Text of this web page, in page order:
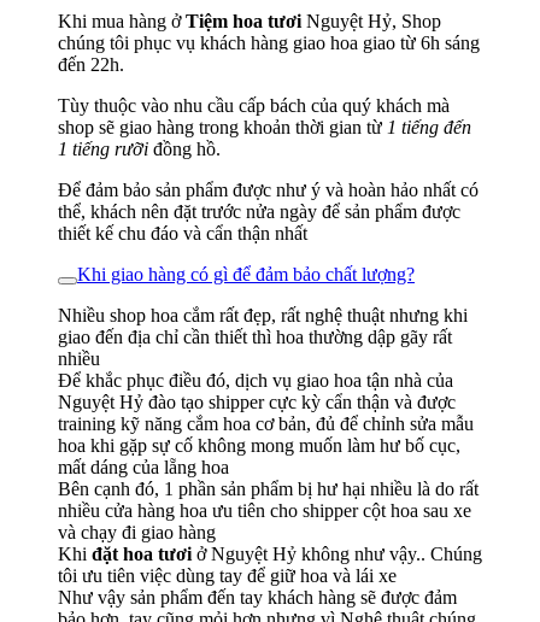
Khi mua hàng ởTiệm hoa tươi Nguyệt Hỷ, Shop
chúng tôi phục vụ khách hàng giao hoa giao từ 6h sáng
đến 22h.
Tùy thuộc vào nhu cầu cấp bách của quý khách mà
shop sẽ giao hàng trong khoản thời gian từ 1 tiếng đến
1 tiếng rưỡi đồng hồ.
Để đảm bảo sản phẩm được như ý và hoàn hảo nhất có
thể, khách nên đặt trước nửa ngày để sản phẩm được
thiết kế chu đáo và cẩn thận nhất
Khi giao hàng có gì để đảm bảo chất lượng?
Nhiều shop hoa cắm rất đẹp, rất nghệ thuật nhưng khi
giao đến địa chỉ cần thiết thì hoa thường dập gãy rất
nhiều
Để khắc phục điều đó, dịch vụ giao hoa tận nhà của
Nguyệt Hỷ đào tạo shipper cực kỳ cẩn thận và được
training kỹ năng cắm hoa cơ bản, đủ để chỉnh sửa mẫu
hoa khi gặp sự cố không mong muốn làm hư bố cục,
mất dáng của lẵng hoa
Bên cạnh đó, 1 phần sản phẩm bị hư hại nhiều là do rất
nhiều cửa hàng hoa ưu tiên cho shipper cột hoa sau xe
và chạy đi giao hàng
Khi đặt hoa tươi ở Nguyệt Hỷ không như vậy.. Chúng
tôi ưu tiên việc dùng tay để giữ hoa và lái xe
Như vậy sản phẩm đến tay khách hàng sẽ được đảm